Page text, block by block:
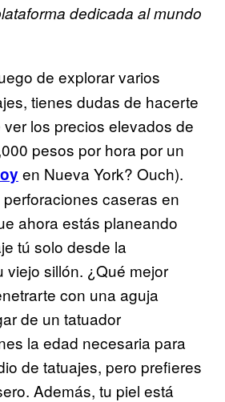
dedicada al mundo
de explorar varios
tienes dudas de hacerte
los precios elevados de
pesos por hora por un
en Nueva York? Ouch).
caseras en
ahora estás planeando
tú solo desde la
viejo sillón. ¿Qué mejor
con una aguja
de un tatuador
la edad necesaria para
de tatuajes, pero prefieres
Además, tu piel está